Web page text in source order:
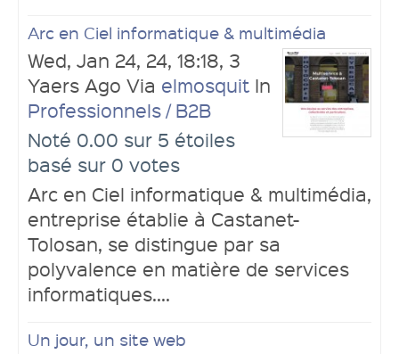
Arc en Ciel informatique & multimédia
Wed, Jan 24, 24, 18:18, 3
Yaers Ago Via elmosquit In
Professionnels / B2B
Noté 0.00 sur 5 étoiles
basé sur 0 votes
Arc en Ciel informatique & multimédia,
entreprise établie à Castanet-
Tolosan, se distingue par sa
polyvalence en matière de services
informatiques....
Un jour, un site web